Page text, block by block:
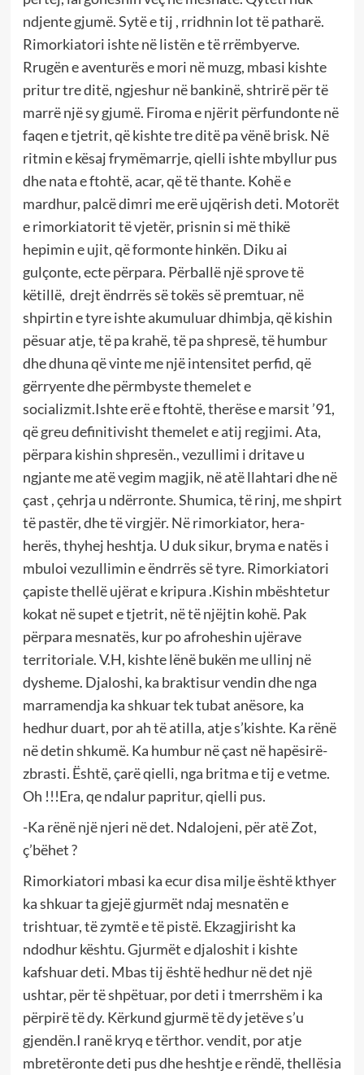
ndjente gjumë. Sytë e tij , rridhnin lot të patharë.
Rimorkiatori ishte në listën e të rrëmbyerve.
Rrugën e aventurës e mori në muzg, mbasi kishte
pritur tre ditë, ngjeshur në bankinë, shtrirë për të
marrë një sy gjumë. Firoma e njërit përfundonte në
faqen e tjetrit, që kishte tre ditë pa vënë brisk. Në
ritmin e kësaj frymëmarrje, qielli ishte mbyllur pus
dhe nata e ftohtë, acar, që të thante. Kohë e
mardhur, palcë dimri me erë ujqërish deti. Motorët
e rimorkiatorit të vjetër, prisnin si më thikë
hepimin e ujit, që formonte hinkën. Diku ai
gulçonte, ecte përpara. Përballë një sprove të
këtillë, drejt ëndrrës së tokës së premtuar, në
shpirtin e tyre ishte akumuluar dhimbja, që kishin
pësuar atje, të pa krahë, të pa shpresë, të humbur
dhe dhuna që vinte me një intensitet perfid, që
gërryente dhe përmbyste themelet e
socializmit.Ishte erë e ftohtë, therëse e marsit ’91,
që greu definitivisht themelet e atij regjimi. Ata,
përpara kishin shpresën., vezullimi i dritave u
ngjante me atë vegim magjik, në atë llahtari dhe në
çast , çehrja u ndërronte. Shumica, të rinj, me shpirt
të pastër, dhe të virgjër. Në rimorkiator, hera-
herës, thyhej heshtja. U duk sikur, bryma e natës i
mbuloi vezullimin e ëndrrës së tyre. Rimorkiatori
çapiste thellë ujërat e kripura .Kishin mbështetur
kokat në supet e tjetrit, në të njëjtin kohë. Pak
përpara mesnatës, kur po afroheshin ujërave
territoriale. V.H, kishte lënë bukën me ullinj në
dysheme. Djaloshi, ka braktisur vendin dhe nga
marramendja ka shkuar tek tubat anësore, ka
hedhur duart, por ah të atilla, atje s’kishte. Ka rënë
në detin shkumë. Ka humbur në çast në hapësirë-
zbrasti. Është, çarë qielli, nga britma e tij e vetme.
Oh !!!Era, qe ndalur papritur, qielli pus.
-Ka rënë një njeri në det. Ndalojeni, për atë Zot,
ç’bëhet ?
Rimorkiatori mbasi ka ecur disa milje është kthyer
ka shkuar ta gjejë gjurmët ndaj mesnatën e
trishtuar, të zymtë e të pistë. Ekzagjirisht ka
ndodhur kështu. Gjurmët e djaloshit i kishte
kafshuar deti. Mbas tij është hedhur në det një
ushtar, për të shpëtuar, por deti i tmerrshëm i ka
përpirë të dy. Kërkund gjurmë të dy jetëve s’u
gjendën.I ranë kryq e tërthor. vendit, por atje
mbretëronte deti pus dhe heshtje e rëndë, thellësia